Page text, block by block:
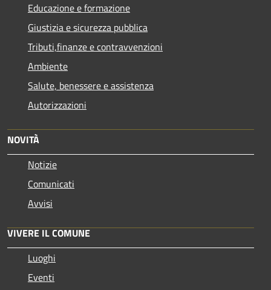
Educazione e formazione
Giustizia e sicurezza pubblica
Tributi,finanze e contravvenzioni
Ambiente
Salute, benessere e assistenza
Autorizzazioni
NOVITÀ
Notizie
Comunicati
Avvisi
VIVERE IL COMUNE
Luoghi
Eventi